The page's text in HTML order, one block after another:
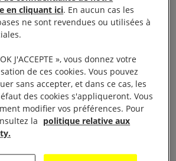
le port du Havre contre le
françaises du cargo Bahri
Benoit Tessier
en cliquant ici. En aucun cas les
ne sont revendues ou utilisées à
J'ACCEPTE », vous donnez votre
de ces cookies. Vous pouvez
sans accepter, et dans ce cas, les
des cookies s'appliqueront. Vous
modifier vos préférences. Pour
la politique relative aux